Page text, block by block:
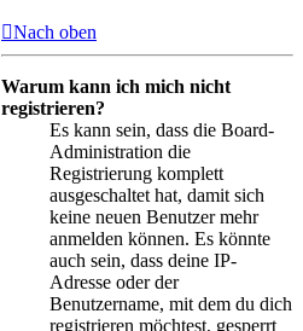
Nach oben
Warum kann ich mich nicht
registrieren?
Es kann sein, dass die Board-
Administration die
Registrierung komplett
ausgeschaltet hat, damit sich
keine neuen Benutzer mehr
anmelden können. Es könnte
auch sein, dass deine IP-
Adresse oder der
Benutzername, mit dem du dich
registrieren möchtest, gesperrt